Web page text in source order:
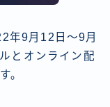
年9月12日〜9月
とオンライン配
。